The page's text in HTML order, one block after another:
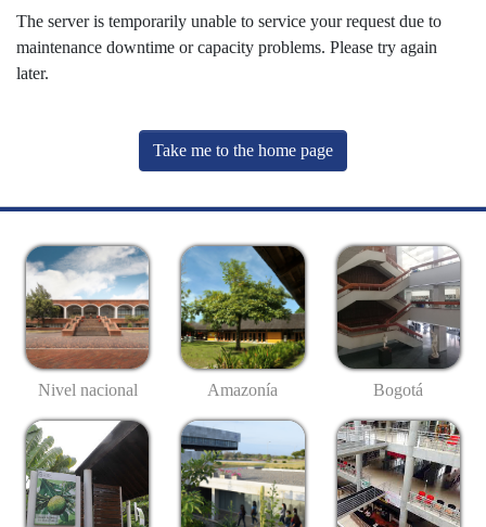
The server is temporarily unable to service your request due to
maintenance downtime or capacity problems. Please try again
later.
Take me to the home page
Nivel nacional Amazonía Bogotá